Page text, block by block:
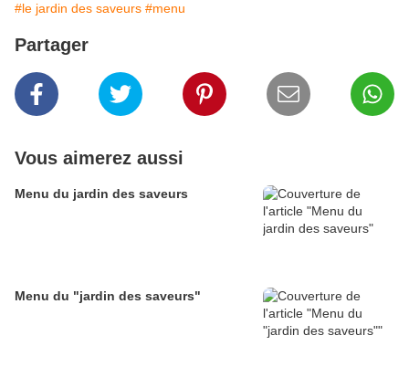
#le jardin des saveurs #menu
Partager
Vous aimerez aussi
Menu du jardin des saveurs
Menu du "jardin des saveurs"